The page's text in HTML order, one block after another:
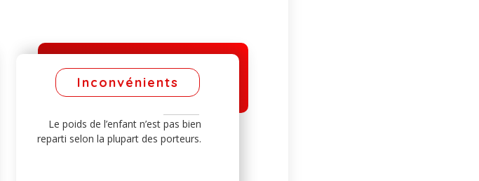
Inconvénients
Le poids de l’enfant n’est pas bien
reparti selon la plupart des porteurs.